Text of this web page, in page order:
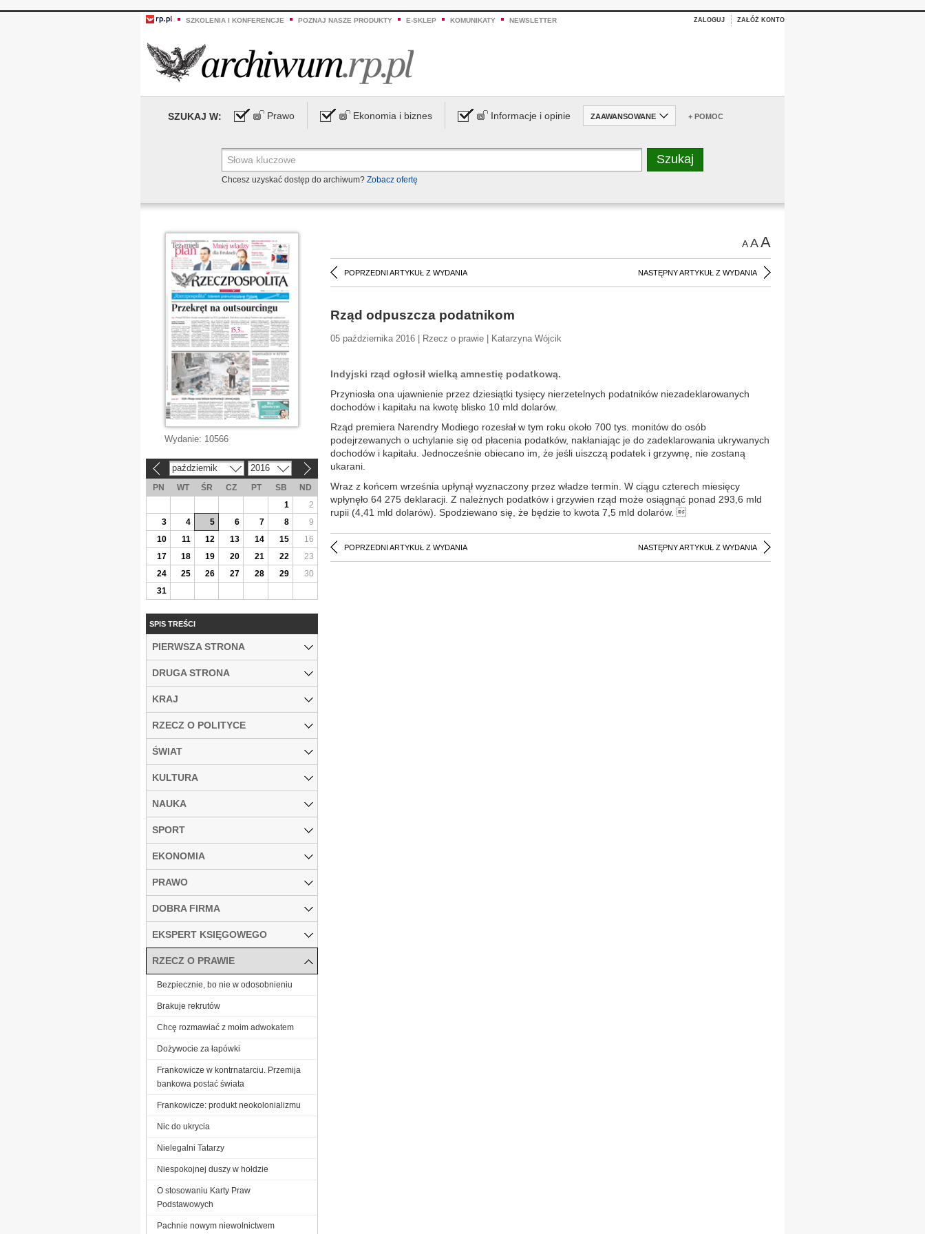
SZKOLENIA I KONFERENCJE POZNAJ NASZE PRODUKTY E-SKLEP KOMUNIKATY NEWSLETTER ZALOGUJ ZAŁÓŻ KONTO
SZUKAJ W: Prawo Ekonomia i biznes Informacje i opinie ZAAWANSOWANE + POMOC
Chcesz uzyskać dostęp do archiwum? Zobacz ofertę
AAA
POPRZEDNI ARTYKUŁ Z WYDANIA NASTĘPNY ARTYKUŁ Z WYDANIA
Rząd odpuszcza podatnikom
05 października 2016 | Rzecz o prawie | Katarzyna Wójcik
Indyjski rząd ogłosił wielką amnestię podatkową.
Przyniosła ona ujawnienie przez dziesiątki tysięcy nierzetelnych podatników niezadeklarowanych
dochodów i kapitału na kwotę blisko 10 mld dolarów.
Rząd premiera Narendry Modiego rozesłał w tym roku około 700 tys. monitów do osób
podejrzewanych o uchylanie się od płacenia podatków, nakłaniając je do zadeklarowania ukrywanych
dochodów i kapitału. Jednocześnie obiecano im, że jeśli uiszczą podatek i grzywnę, nie zostaną
ukarani.
Wraz z końcem września upłynął wyznaczony przez władze termin. W ciągu czterech miesięcy
wpłynęło 64 275 deklaracji. Z należnych podatków i grzywien rząd może osiągnąć ponad 293,6 mld
rupii (4,41 mld dolarów). Spodziewano się, że będzie to kwota 7,5 mld dolarów. 
POPRZEDNI ARTYKUŁ Z WYDANIA NASTĘPNY ARTYKUŁ Z WYDANIA
Wydanie: 10566
październik 2016
PN WT ŚR CZ PT SB
ND
1
2
3
4 5 6 7 8
9
10
11 12 13 14 15
16
17
18 19 20 21 22
23
24
25 26 27 28 29
30
31
SPIS TREŚCI
PIERWSZA STRONA
DRUGA STRONA
KRAJ
RZECZ O POLITYCE
ŚWIAT
KULTURA
NAUKA
SPORT
EKONOMIA
PRAWO
DOBRA FIRMA
EKSPERT KSIĘGOWEGO
RZECZ O PRAWIE
Bezpiecznie, bo nie w odosobnieniu
Brakuje rekrutów
Chcę rozmawiać z moim adwokatem
Dożywocie za łapówki
Frankowicze w kontrnatarciu. Przemija
bankowa postać świata
Frankowicze: produkt neokolonializmu
Nic do ukrycia
Nielegalni Tatarzy
Niespokojnej duszy w hołdzie
O stosowaniu Karty Praw
Podstawowych
Pachnie nowym niewolnictwem